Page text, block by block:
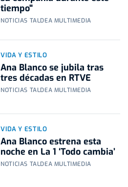
tiempo"
NOTICIAS TALDEA MULTIMEDIA
VIDA Y ESTILO
Ana Blanco se jubila tras
tres décadas en RTVE
NOTICIAS TALDEA MULTIMEDIA
VIDA Y ESTILO
Ana Blanco estrena esta
noche en La 1 ‘Todo cambia’
NOTICIAS TALDEA MULTIMEDIA